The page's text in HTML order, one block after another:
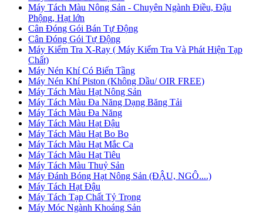
Máy Tách Màu Nông Sản - Chuyên Ngành Điều, Đậu
Phộng, Hạt lớn
Cân Đóng Gói Bán Tự Động
Cân Đóng Gói Tự Động
Máy Kiểm Tra X-Ray ( Máy Kiểm Tra Và Phát Hiện Tạp
Chất)
Máy Nén Khí Có Biến Tầng
Máy Nén Khí Piston (Không Dầu/ OIR FREE)
Máy Tách Màu Hạt Nông Sản
Máy Tách Màu Đa Năng Dạng Băng Tải
Máy Tách Màu Đa Năng
Máy Tách Màu Hạt Đậu
Máy Tách Màu Hạt Bo Bo
Máy Tách Màu Hạt Mắc Ca
Máy Tách Màu Hạt Tiêu
Máy Tách Màu Thuỷ Sản
Máy Đánh Bóng Hạt Nông Sản (ĐẬU, NGÔ....)
Máy Tách Hạt Đậu
Máy Tách Tạp Chất Tỷ Trọng
Máy Móc Ngành Khoáng Sản